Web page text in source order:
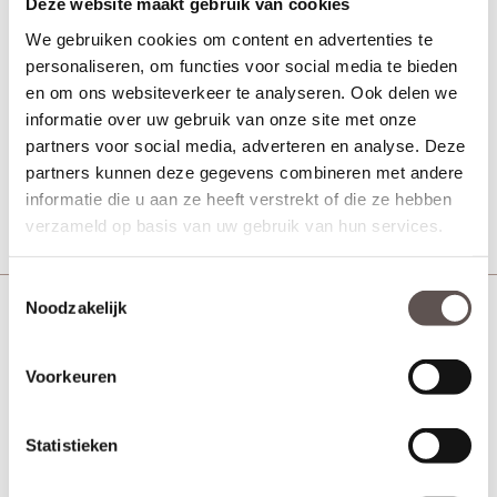
We gebruiken cookies om content en advertenties te
personaliseren, om functies voor social media te bieden
en om ons websiteverkeer te analyseren. Ook delen we
informatie over uw gebruik van onze site met onze
partners voor social media, adverteren en analyse. Deze
partners kunnen deze gegevens combineren met andere
informatie die u aan ze heeft verstrekt of die ze hebben
verzameld op basis van uw gebruik van hun services.
Noodzakelijk
Voorkeuren
Statistieken
Kogellagerscharnier
afgerond tot 50 kilo mat
zwart
€ 6,35
Meer info
Garantie en onderhoud
gebruik aan slijtage onderhevig. Het is daarom goed om stil te
staan bij de specifieke eigenschappen van het materiaal en de
oppervlakte behandelingen. Hier lees je hoe je het product het
Regelmatig onderhoud verlengt de levensduur van het product.